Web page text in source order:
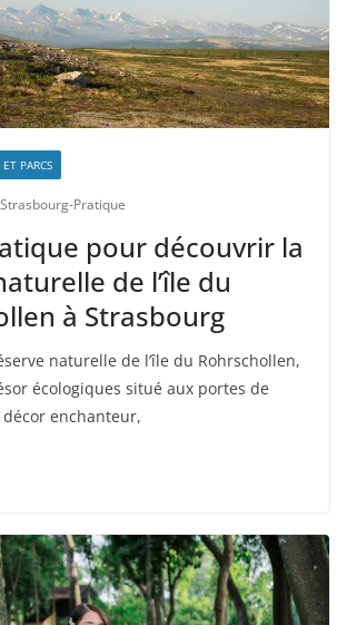
PARCS
Strasbourg-Pratique
pour découvrir la
de l’île du
à Strasbourg
naturelle de l’île du Rohrschollen,
écologiques situé aux portes de
enchanteur,